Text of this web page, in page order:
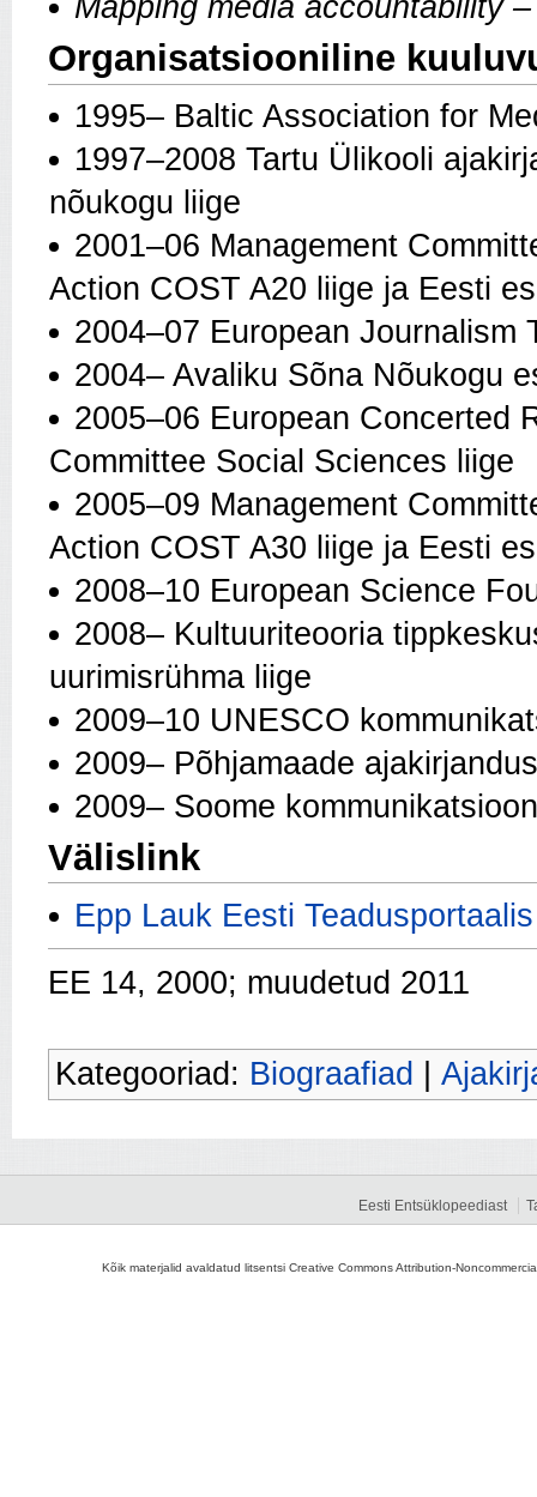
Mapping media accountability
Organisatsiooniline
1995– Baltic Association for
1997–2008 Tartu Ülikooli
nõukogu liige
2001–06 Management
Action COST A20 liige ja Eesti
2004–07 European Journalism
2004– Avaliku Sõna Nõukogu
2005–06 European Concerted
Committee Social Sciences liige
2005–09 Management
Action COST A30 liige ja Eesti
2008–10 European Science
2008– Kultuuriteooria
uurimisrühma liige
2009–10 UNESCO
2009– Põhjamaade
2009– Soome
Välislink
Epp Lauk Eesti Teadusportaalis
EE 14, 2000; muudetud 2011
Kategooriad: Biograafiad
Eesti Entsüklopeediast
Kõik materjalid avaldatud litsentsi Creative Commons Attribution-